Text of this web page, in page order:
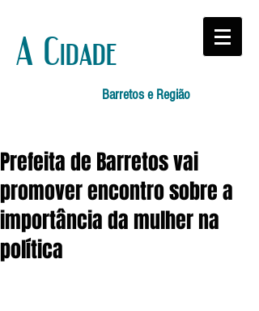
A Cidade
Barretos e Região
Prefeita de Barretos vai
promover encontro sobre a
importância da mulher na
política